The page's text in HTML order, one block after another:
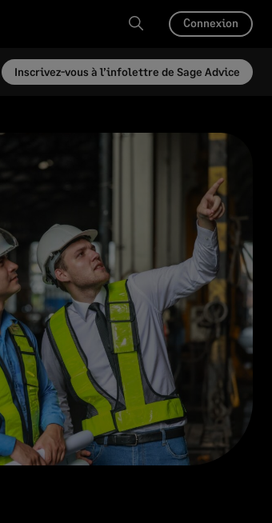
Connexion
Inscrivez-vous à l’infolettre de Sage Advice